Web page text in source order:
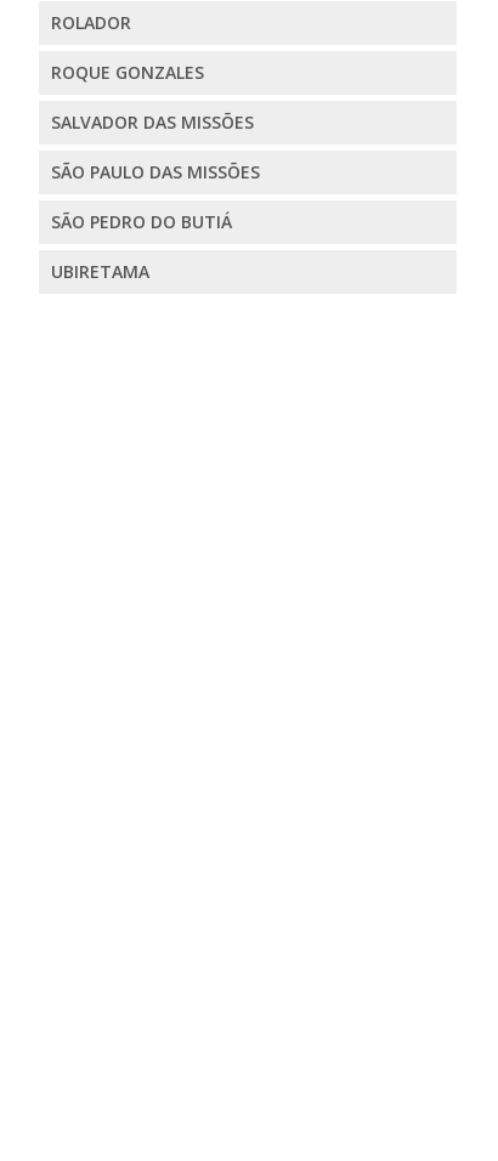
ROLADOR
ROQUE GONZALES
SALVADOR DAS MISSÕES
SÃO PAULO DAS MISSÕES
SÃO PEDRO DO BUTIÁ
UBIRETAMA